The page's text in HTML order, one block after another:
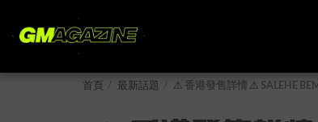
首頁 最新話題 ⚠️ 香港發售詳情 ⚠️ SALEHE